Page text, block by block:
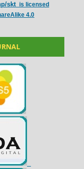
skt is licensed
4.0